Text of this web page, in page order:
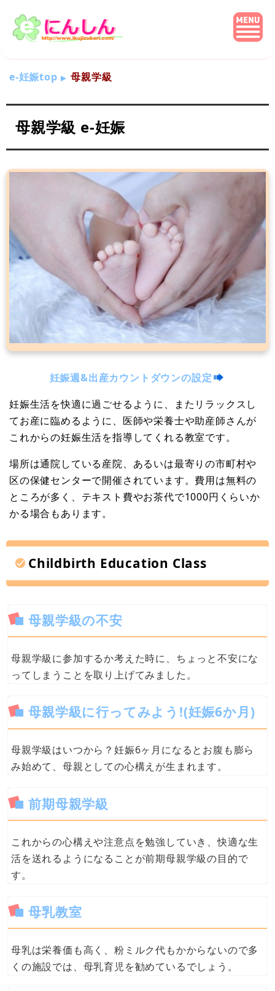
e-妊娠top 母親学級
母親学級 e-妊娠
妊娠週&出産カウントダウンの設定
妊娠生活を快適に過ごせるように、またリラックスし
てお産に臨めるように、医師や栄養士や助産師さんが
これからの妊娠生活を指導してくれる教室です。
場所は通院している産院、あるいは最寄りの市町村や
区の保健センターで開催されています。費用は無料の
ところが多く、テキスト費やお茶代で1000円くらいか
かる場合もあります。
Childbirth Education Class
母親学級の不安
母親学級に参加するか考えた時に、ちょっと不安にな
ってしまうことを取り上げてみました。
母親学級に行ってみよう!(妊娠6か月)
母親学級はいつから？妊娠6ヶ月になるとお腹も膨ら
み始めて、母親としての心構えが生まれます。
前期母親学級
これからの心構えや注意点を勉強していき、快適な生
活を送れるようになることが前期母親学級の目的で
す。
母乳教室
母乳は栄養価も高く、粉ミルク代もかからないので多
くの施設では、母乳育児を勧めているでしょう。